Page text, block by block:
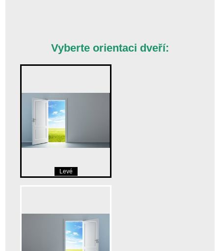
Vyberte orientaci dveří:
Levé